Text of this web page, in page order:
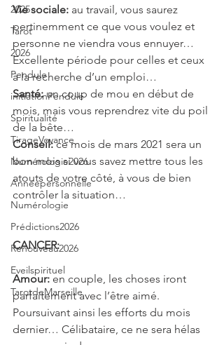
2025
Tarot
2026
Pendule
initiationPendule
Spiritualité
TirageVoyance
Numérologie2026
Annéepersonnelle
Numérologie
Prédictions2026
Renouveau2026
Eveilspirituel
TarotdeMarseille
Vie sociale: au travail, vous saurez
pertinemment ce que vous voulez et
personne ne viendra vous ennuyer…
Excellente période pour celles et ceux
à la recherche d’un emploi…
Santé: un coup de mou en début de
mois, mais vous reprendrez vite du poil
de la bête…
Conseil: ce mois de mars 2021 sera un
bon mois si vous savez mettre tous les
atouts de votre côté, à vous de bien
contrôler la situation…
CANCER:
Amour: en couple, les choses iront
parfaitement avec l’être aimé.
Poursuivant ainsi les efforts du mois
dernier… Célibataire, ce ne sera hélas